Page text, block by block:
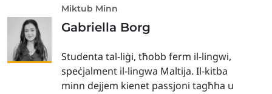
Miktub Minn
Gabriella Borg
Studenta tal-liġi, tħobb ferm il-lingwi,
speċjalment il-lingwa Maltija. Il-kitba
minn dejjem kienet passjoni tagħha u